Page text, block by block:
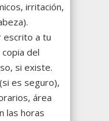
irritación,
escrito a tu
del
si existe.
es seguro),
área
las horas